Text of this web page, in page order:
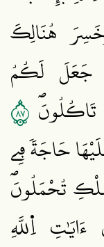
هُنَالِكَ
جَعَلَ لَكُمُ
تَاكُلُونَۖ ٧٨
حَاجَةٗ فِے
تُحْمَلُونَۖ
ءَايَٰتِ اِ۬للَّهِ